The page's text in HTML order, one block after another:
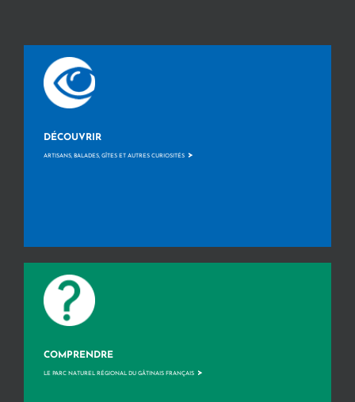
DÉCOUVRIR
ARTISANS, BALADES, GÎTES ET AUTRES CURIOSITÉS >
COMPRENDRE
LE PARC NATUREL RÉGIONAL DU GÂTINAIS FRANÇAIS >